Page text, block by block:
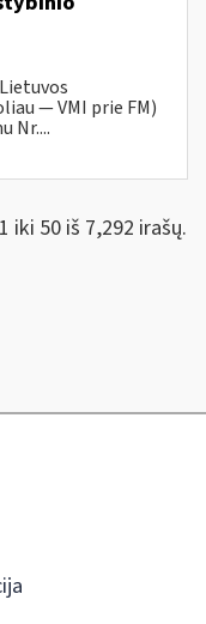
— VMI prie FM)
Nr....
iki 50 iš 7,292 irašų.